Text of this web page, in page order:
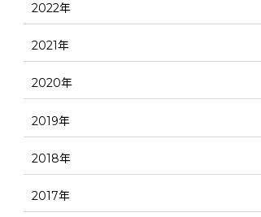
2022年
2021年
2020年
2019年
2018年
2017年